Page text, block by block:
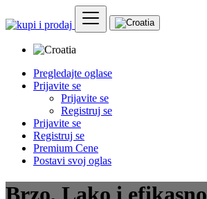
Pregledajte oglase
Prijavite se
Prijavite se
Registruj se
Prijavite se
Registruj se
Premium Cene
Postavi svoj oglas